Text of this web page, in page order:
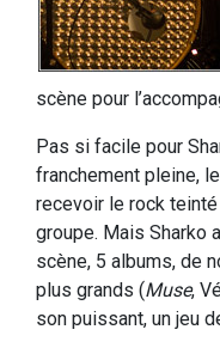
scène pour
Pas si facile pour
franchement pleine,
recevoir le rock
groupe. Mais Sharko
scène, 5 albums, de
plus grands (Muse,
son puissant, un jeu